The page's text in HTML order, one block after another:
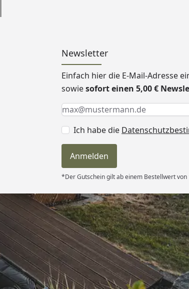
Newsletter
Einfach hier die E-Mail-Adresse
sowiesofort einen 5,00 €
Keine Eingabe erforderlich
Eingabe erforderlich
E-Mail *
Ich habe die
Anmelden
*Der Gutschein gilt ab einem Bestellwert von
Versand